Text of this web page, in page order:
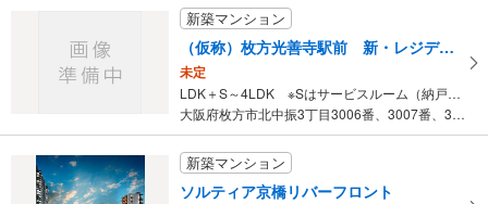
新築マンション
（仮称）枚方光善寺駅前 新・レジデンスプロジェクト
未定
LDK＋S～4LDK ※Sはサービスルーム（納戸）です。
大阪府枚方市北中振3丁目3006番、3007番、3008番、30…
新築マンション
ソルティア京橋リバーフロント